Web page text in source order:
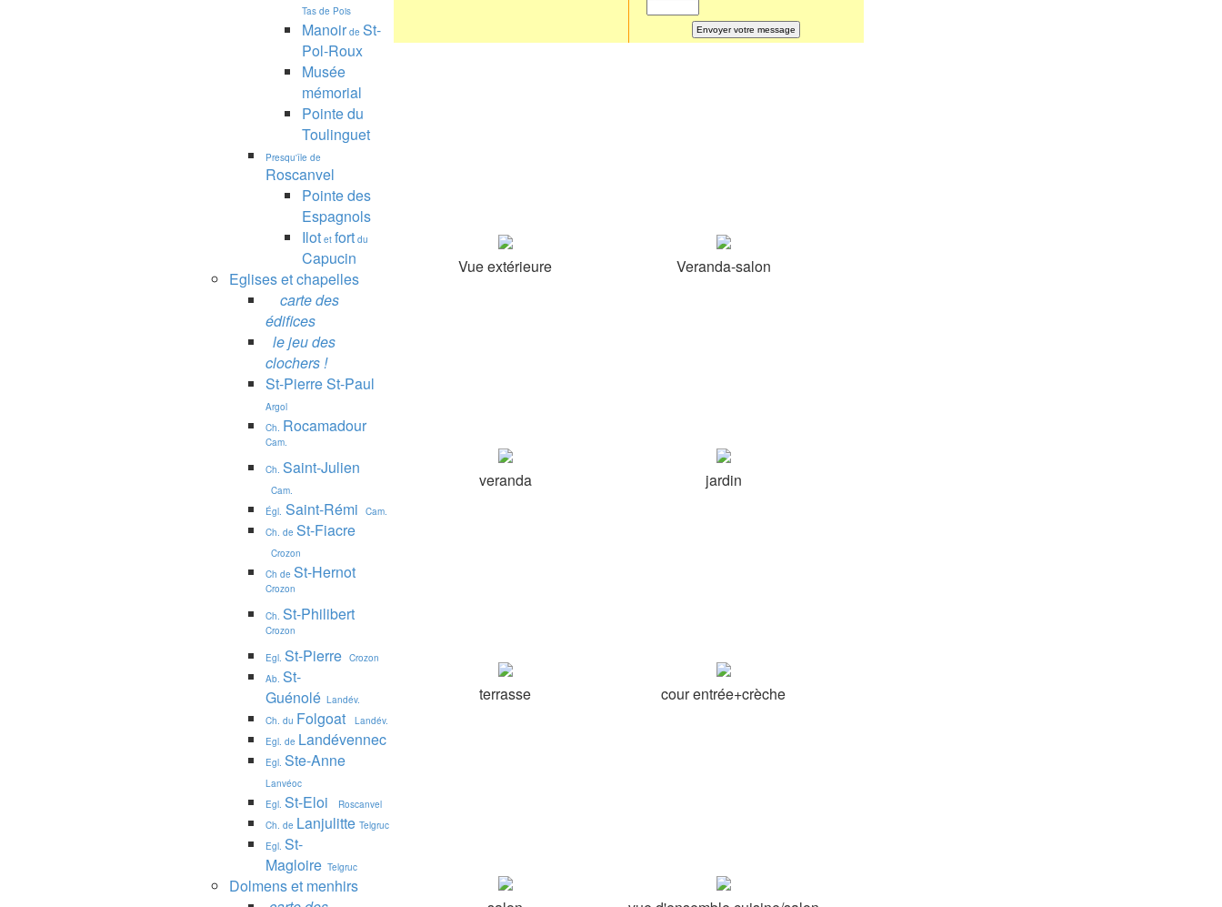
Tas de Pois
Manoir de St-
Pol-Roux
Musée
mémorial
Pointe du
Toulinguet
Presqu'île de
Roscanvel
Pointe des
Espagnols
Ilot et fort du
Capucin
Eglises et chapelles
carte des
édifices
le jeu des
clochers !
St-Pierre St-Paul
Argol
Ch. Rocamadour
Cam.
Ch. Saint-Julien
Cam.
Égl. Saint-Rémi
Cam.
Ch. de St-Fiacre
Crozon
Ch de St-Hernot
Crozon
Ch. St-Philibert
Crozon
Egl. St-Pierre Crozon
Ab. St-
Guénolé Landév.
Ch. du Folgoat
Landév.
Egl. de Landévennec
Egl. Ste-Anne
Lanvéoc
Egl. St-Eloi
Roscanvel
Ch. de Lanjulitte Telgruc
Egl. St-
Magloire Telgruc
Dolmens et menhirs
Vue extérieure Veranda-salon
veranda jardin
terrasse cour entrée+crèche